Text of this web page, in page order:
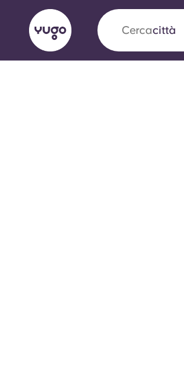
Cercacittà
settore Alloggi
La partnership